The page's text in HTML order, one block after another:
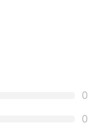
0
0